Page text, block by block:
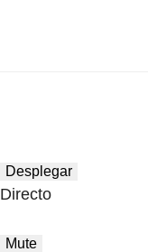
Desplegar
Directo
Mute